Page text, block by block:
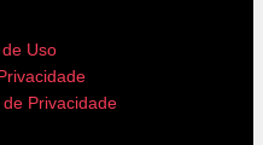
de Uso
Privacidade